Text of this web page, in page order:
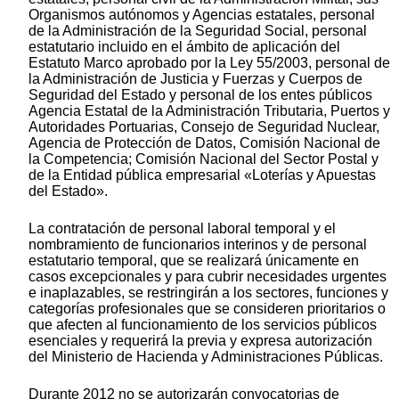
Organismos autónomos y Agencias estatales, personal
de la Administración de la Seguridad Social, personal
estatutario incluido en el ámbito de aplicación del
Estatuto Marco aprobado por la Ley 55/2003, personal de
la Administración de Justicia y Fuerzas y Cuerpos de
Seguridad del Estado y personal de los entes públicos
Agencia Estatal de la Administración Tributaria, Puertos y
Autoridades Portuarias, Consejo de Seguridad Nuclear,
Agencia de Protección de Datos, Comisión Nacional de
la Competencia; Comisión Nacional del Sector Postal y
de la Entidad pública empresarial «Loterías y Apuestas
del Estado».
La contratación de personal laboral temporal y el
nombramiento de funcionarios interinos y de personal
estatutario temporal, que se realizará únicamente en
casos excepcionales y para cubrir necesidades urgentes
e inaplazables, se restringirán a los sectores, funciones y
categorías profesionales que se consideren prioritarios o
que afecten al funcionamiento de los servicios públicos
esenciales y requerirá la previa y expresa autorización
del Ministerio de Hacienda y Administraciones Públicas.
Durante 2012 no se autorizarán convocatorias de